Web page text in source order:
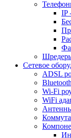
IP
Сетевое
ADSL
Wi-Fi
WiFi